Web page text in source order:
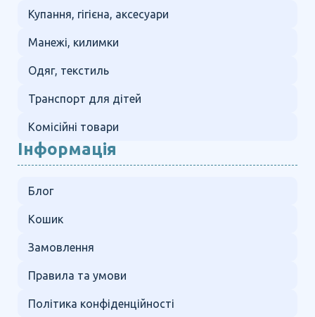
Купання, гігієна, аксесуари
Манежі, килимки
Одяг, текстиль
Транспорт для дітей
Комісійні товари
Інформація
Блог
Кошик
Замовлення
Правила та умови
Політика конфіденційності